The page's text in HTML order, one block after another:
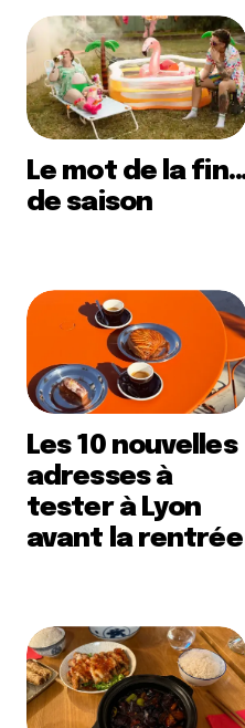
Le mot de la
de saison
Les 10 nouvelles
adresses à
tester à Lyon
avant la rentrée